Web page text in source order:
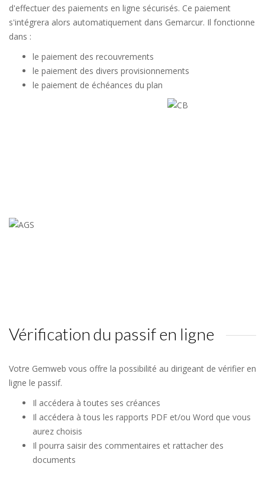
d'effectuer des paiements en ligne sécurisés. Ce paiement
s'intégrera alors automatiquement dans Gemarcur. Il fonctionne
dans :
le paiement des recouvrements
le paiement des divers provisionnements
le paiement de échéances du plan
Vérification du passif en ligne
Votre Gemweb vous offre la possibilité au dirigeant de vérifier en
ligne le passif.
Il accédera à toutes ses créances
Il accédera à tous les rapports PDF et/ou Word que vous
aurez choisis
Il pourra saisir des commentaires et rattacher des
documents